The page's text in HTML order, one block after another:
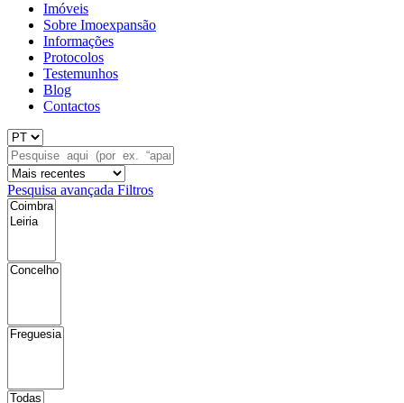
Imóveis
Sobre Imoexpansão
Informações
Protocolos
Testemunhos
Blog
Contactos
Pesquisa avançada Filtros